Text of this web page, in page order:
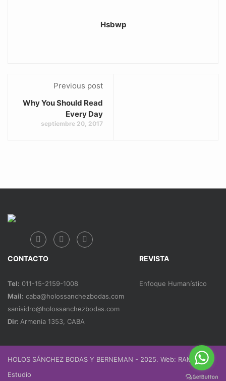
Hsbwp
Previous post
Why You Should Read
Every Day
septiembre 20, 2017
CONTACTO
Tel: 011-15-2159-1008
Mail: caba@holossanchezbodas.com
sanisidro@holossanchezbodas.com
Dir: Armenia 1353, CABA
REVISTA
Enfoque Humanístico
HOLOS SÁNCHEZ BODAS Y BERNEMAN - 2025. Web: RAMPA
Estudio